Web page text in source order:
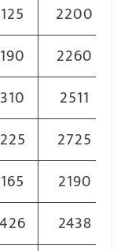
2200
2260
2511
2725
2190
2438